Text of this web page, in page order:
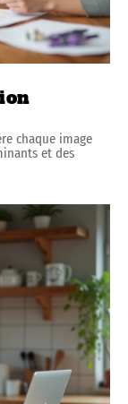
chaque image
et des